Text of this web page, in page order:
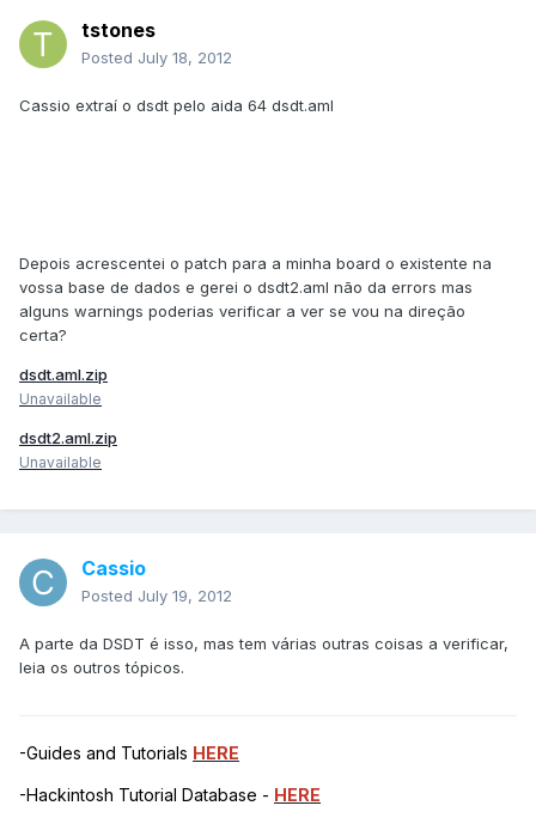
tstones
Posted July 18, 2012
Cassio extraí o dsdt pelo aida 64 dsdt.aml
Depois acrescentei o patch para a minha board o existente na
vossa base de dados e gerei o dsdt2.aml não da errors mas
alguns warnings poderias verificar a ver se vou na direção
certa?
dsdt.aml.zip
Unavailable
dsdt2.aml.zip
Unavailable
Cassio
Posted July 19, 2012
A parte da DSDT é isso, mas tem várias outras coisas a verificar,
leia os outros tópicos.
-Guides and Tutorials HERE
-Hackintosh Tutorial Database - HERE